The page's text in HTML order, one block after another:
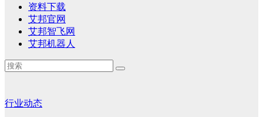
资料下载
艾邦官网
艾邦智飞网
艾邦机器人
行业动态